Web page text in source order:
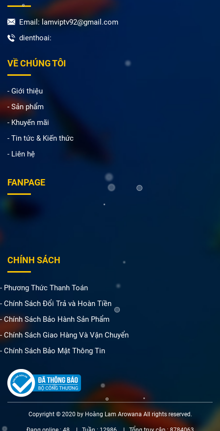
Email: lamviptv92@gmail.com
dienthoai:
VỀ CHÚNG TÔI
- Giới thiệu
- Sản phẩm
- Khuyến mãi
- Tin tức & Kiến thức
- Liên hệ
FANPAGE
CHÍNH SÁCH
- Phương Thức Thanh Toán
- Chính Sách Đổi Trả và Hoàn Tiền
- Chính Sách Bảo Hành Sản Phẩm
- Chính Sách Giao Hàng Và Vận Chuyển
- Chính Sách Bảo Mật Thông Tin
Copyright © 2020 by Hoàng Lam Arowana All rights reserved.